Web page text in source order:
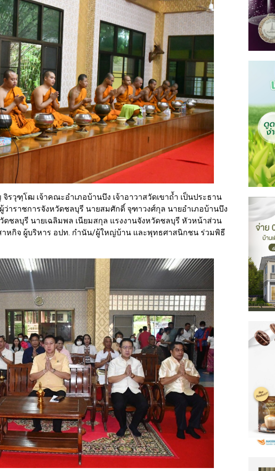
วุฑฺโฒ เจ้าคณะอำเภอบ้านบึง เจ้าอาวาสวัดเขาถ้ำ เป็นประธาน
ว่าราชการจังหวัดชลบุรี นายสมศักดิ์ จุฑาวงศ์กุล นายอำเภอบ้านบึง
ชลบุรี นายเฉลิมพล เนียมสกุล แรงงานจังหวัดชลบุรี หัวหน้าส่วน
าหกิจ ผู้บริหาร อปท. กำนัน/ผู้ใหญ่บ้าน และพุทธศาสนิกชน ร่วมพิธี